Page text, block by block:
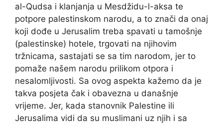
al-Qudsa i klanjanja u Mesdžidu-l-aksa te
potpore palestinskom narodu, a to znači da onaj
koji dođe u Jerusalim treba spavati u tamošnje
(palestinske) hotele, trgovati na njihovim
tržnicama, sastajati se sa tim narodom, jer to
pomaže našem narodu prilikom otpora i
nesalomljivosti. Sa ovog aspekta kažemo da je
takva posjeta čak i obavezna u današnje
vrijeme. Jer, kada stanovnik Palestine ili
Jerusalima vidi da su muslimani uz njih i sa